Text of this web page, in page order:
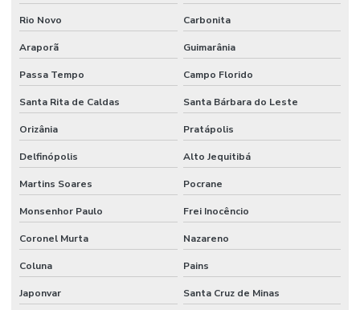
Rio Novo Carbonita
Araporã Guimarânia
Passa Tempo Campo Florido
Santa Rita de Caldas Santa Bárbara do Leste
Orizânia Pratápolis
Delfinópolis Alto Jequitibá
Martins Soares Pocrane
Monsenhor Paulo Frei Inocêncio
Coronel Murta Nazareno
Coluna Pains
Japonvar Santa Cruz de Minas